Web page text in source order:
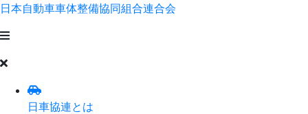
日本自動車車体整備協同組合連合会
日車協連とは